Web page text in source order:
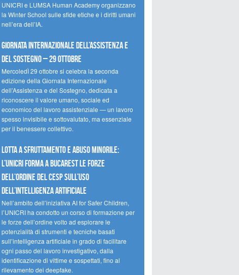
UNICRI e LUMSA Human Academy organizzano
la Winter School sulle sfide etiche e i diritti umani
nell’era dell’IA.
Giornata internazionale dell’assistenza e
del sostegno – 29 ottobre
MercoledÌ 29 ottobre si celebra la seconda
edizione della Giornata Internazionale
dell’Assistenza e del Sostegno, dedicata a
riconoscere il valore umano, sociale ed
economico del lavoro assistenziale — un lavoro
spesso invisibile e sottovalutato, ma essenziale
per il benessere collettivo.
Lotta a sfruttamento e abuso minorile:
l’UNICRI forma a Bucarest le forze
dell’ordine del CESP sull’uso
dell’Intelligenza Artificiale
Nell’ambito dell’iniziativa AI for Safer Children,
l’UNICRI ha condotto un corso di formazione per
le forze dell’ordine volto ad esplorare le
potenzialità di strumenti e tecniche basati
sull’intelligenza artificiale in grado di facilitare
ogni passo del lavoro investigativo, dalla
identificazione di vittime e sospettati, fino al
rilevamento dei deepfake.